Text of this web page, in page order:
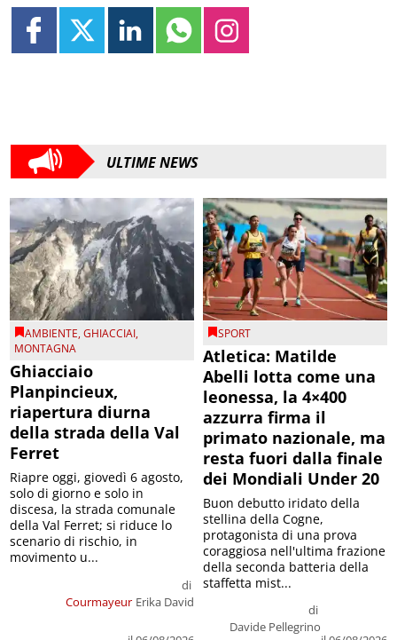
ULTIME NEWS
AMBIENTE,GHIACCIAI,
MONTAGNA
Ghiacciaio
Planpincieux,
riapertura diurna
della strada della Val
Ferret
Courmayeur
di
Erika David
Riapre oggi, giovedì 6 agosto,
solo di giorno e solo in
discesa, la strada comunale
della Val Ferret; si riduce lo
scenario di rischio, in
movimento u...
SPORT
Atletica: Matilde
Abelli lotta come una
leonessa, la 4×400
azzurra firma il
primato nazionale, ma
resta fuori dalla finale
dei Mondiali Under 20
di
Davide Pellegrino
Buon debutto iridato della
stellina della Cogne,
protagonista di una prova
coraggiosa nell'ultima frazione
della seconda batteria della
staffetta mist...